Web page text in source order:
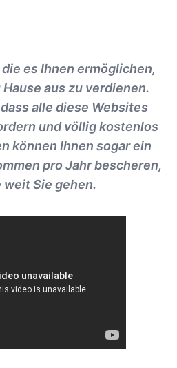
es Ihnen ermöglichen,
aus zu verdienen.
alle diese Websites
und völlig kostenlos
können Ihnen sogar ein
pro Jahr bescheren,
weit Sie gehen.